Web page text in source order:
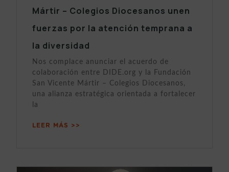
Mártir – Colegios Diocesanos unen
fuerzas por la atención temprana a
la diversidad
Nos complace anunciar el acuerdo de
colaboración entre DIDE.org y la Fundación
San Vicente Mártir – Colegios Diocesanos,
una alianza estratégica orientada a fortalecer
la
LEER MÁS >>